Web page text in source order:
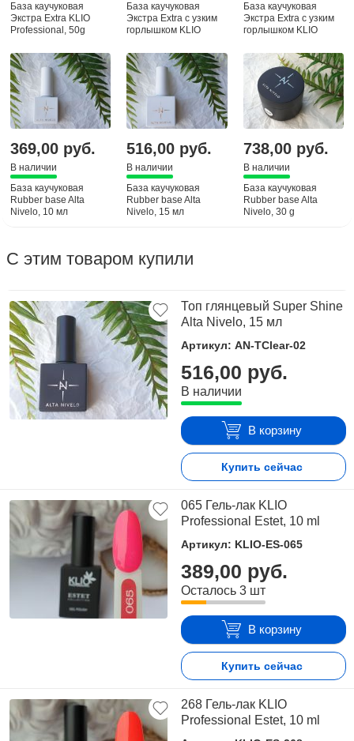
База каучуковая
Экстра Extra KLIO
Professional, 50g
База каучуковая
Экстра Extra с узким
горлышком KLIO
База каучуковая
Экстра Extra с узким
горлышком KLIO
369,00 руб.
В наличии
База каучуковая
Rubber base Alta
Nivelo, 10 мл
516,00 руб.
В наличии
База каучуковая
Rubber base Alta
Nivelo, 15 мл
738,00 руб.
В наличии
База каучуковая
Rubber base Alta
Nivelo, 30 g
С этим товаром купили
Топ глянцевый Super Shine
Alta Nivelo, 15 мл
Артикул: AN-TClear-02
516,00 руб.
В наличии
В корзину
Купить сейчас
065 Гель-лак KLIO
Professional Estet, 10 ml
Артикул: KLIO-ES-065
389,00 руб.
Осталось 3 шт
В корзину
Купить сейчас
268 Гель-лак KLIO
Professional Estet, 10 ml